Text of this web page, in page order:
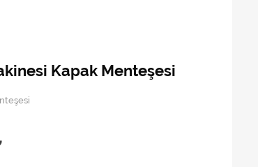
Kapak Menteşesi